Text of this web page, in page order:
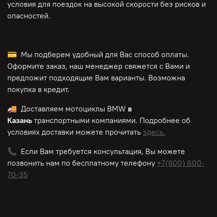
условия для поездок на высокой скорости без рисков и
опасностей.
💳 Мы подберем удобный для Вас способ оплаты.
Оформите заказ, наш менеджер свяжется с Вами и
предложит подходящие Вам варианты. Возможна
покупка в кредит.
🚚 Доставляем мотоциклы BMW в
Казань транспортными компаниями. Подробнее об
условиях доставки можете прочитать здесь.
📞 Если Вам требуется консультация, Вы можете
позвонить нам по бесплатному телефону +7(800) 600-
70-35